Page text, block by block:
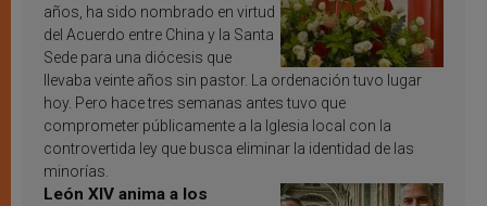
años, ha sido nombrado en virtud
del Acuerdo entre China y la Santa
Sede para una diócesis que
llevaba veinte años sin pastor. La ordenación tuvo lugar
hoy. Pero hace tres semanas antes tuvo que
comprometer públicamente a la Iglesia local con la
controvertida ley que busca eliminar la identidad de las
minorías.
León XIV anima a los